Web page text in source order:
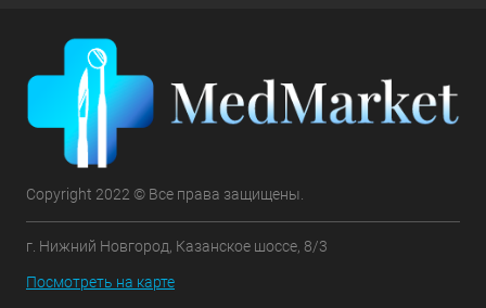
Copyright 2022 © Все права защищены.
г. Нижний Новгород, Казанское шоссе, 8/3
Посмотреть на карте